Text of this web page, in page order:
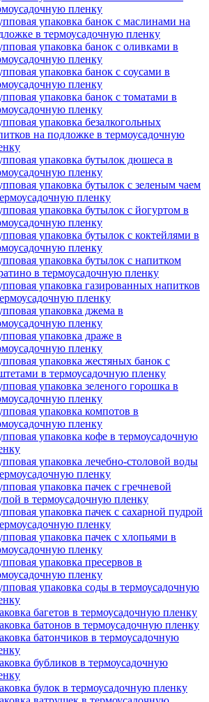
пленку
упаковка банок с маслинами на
в термоусадочную пленку
упаковка банок с оливками в
пленку
упаковка банок с соусами в
пленку
упаковка банок с томатами в
пленку
упаковка безалкогольных
на подложке в термоусадочную
упаковка бутылок дюшеса в
пленку
упаковка бутылок с зеленым чаем
пленку
упаковка бутылок с йогуртом в
пленку
упаковка бутылок с коктейлями в
пленку
упаковка бутылок с напитком
в термоусадочную пленку
упаковка газированных напитков
пленку
упаковка джема в
пленку
упаковка драже в
пленку
упаковка жестяных банок с
в термоусадочную пленку
упаковка зеленого горошка в
пленку
упаковка компотов в
пленку
упаковка кофе в термоусадочную
упаковка лечебно-столовой воды
пленку
упаковка пачек с гречневой
в термоусадочную пленку
упаковка пачек с сахарной пудрой
пленку
упаковка пачек с хлопьями в
пленку
упаковка пресервов в
пленку
упаковка соды в термоусадочную
багетов в термоусадочную пленку
батонов в термоусадочную пленку
батончиков в термоусадочную
бубликов в термоусадочную
булок в термоусадочную пленку